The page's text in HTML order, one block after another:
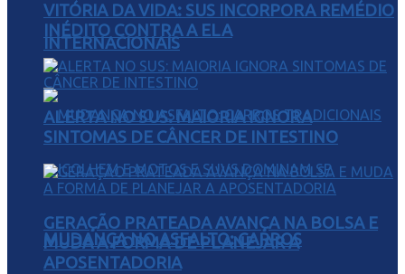
INTERNACIONAIS
MUDANÇA NO ASFALTO: CARROS
VITÓRIA DA VIDA: SUS INCORPORA REMÉDIO
INÉDITO CONTRA A ELA
ALERTA NO SUS: MAIORIA IGNORA
SINTOMAS DE CÂNCER DE INTESTINO
GERAÇÃO PRATEADA AVANÇA NA BOLSA E
MUDA A FORMA DE PLANEJAR A
APOSENTADORIA